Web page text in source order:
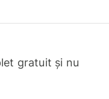
gratuit și nu